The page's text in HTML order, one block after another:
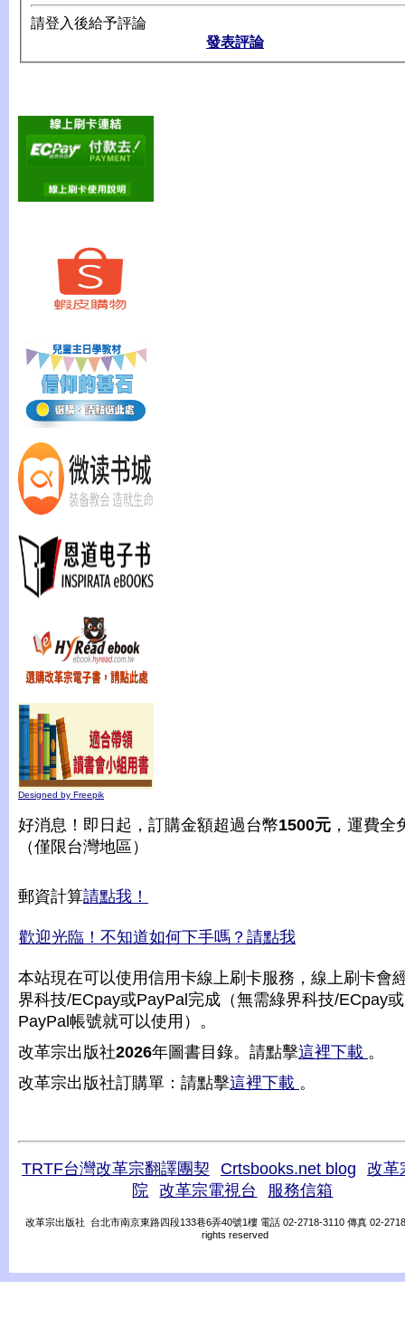
請登入後給予評論
發表評論
Designed by Freepik
好消息！即日起，訂購金額超過台幣1500元 ，運費全
（僅限台灣地區）
郵資計算請點我！
歡迎光臨！不知道如何下手嗎？請點我
本站現在可以使用信用卡線上刷卡服務，線上刷卡會
界科技/ECpay或PayPal完成（無需綠界科技/ECpay或
PayPal帳號就可以使用）。
改革宗出版社2026年圖書目錄。請點擊這裡下載 。
改革宗出版社訂購單：請點擊這裡下載 。
TRTF台灣改革宗翻譯團契 Crtsbooks.net blog
改革
院
改革宗電視台 服務信箱
改革宗出版社 台北市南京東路四段133巷6弄40號1樓 電話 02-2718-3110 傳真 02-
rights reserved